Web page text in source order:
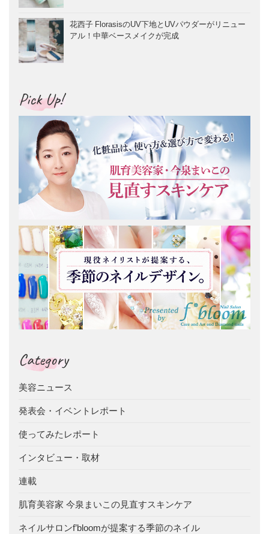
花西子 FlorasisのUV下地とUVパウダーがリニュー
アル！中華ベースメイクが完成
Pick Up!
Category
美容ニュース
発表会・イベントレポート
使ってみたレポート
インタビュー・取材
連載
肌育美容家 今泉まいこの見直すスキンケア
ネイルサロンf’bloomが提案する季節のネイル